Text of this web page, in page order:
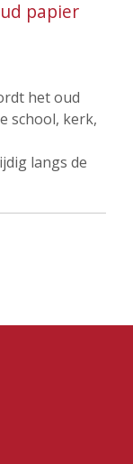
papier
het oud
school, kerk,
langs de